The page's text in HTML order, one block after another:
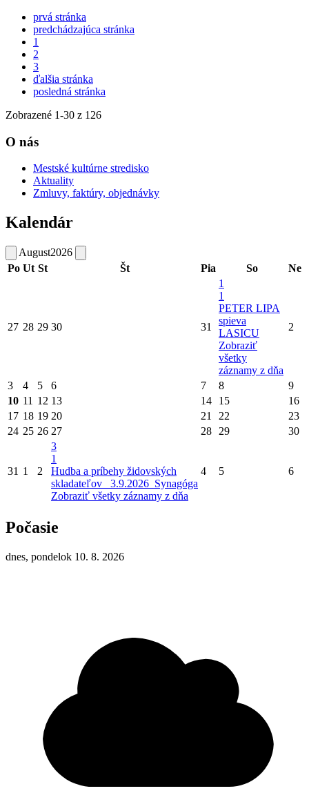
prvá stránka
predchádzajúca stránka
1
2
3
ďalšia stránka
posledná stránka
Zobrazené 1-30 z 126
O nás
Mestské kultúrne stredisko
Aktuality
Zmluvy, faktúry, objednávky
Kalendár
August2026
Po Ut St Št Pia So Ne
27 28 29 30 31
1
1
PETER LIPA
spieva
LASICU
Zobraziť
všetky
záznamy z dňa
2
3 4 5 6 7 8
9
10 11 12 13 14 15
16
17 18 19 20 21 22
23
24 25 26 27 28 29 30
31 1 2
3
1
Hudba a príbehy židovských
skladateľov_ 3.9.2026_Synagóga
Zobraziť všetky záznamy z dňa
4 5 6
Počasie
dnes, pondelok 10. 8. 2026